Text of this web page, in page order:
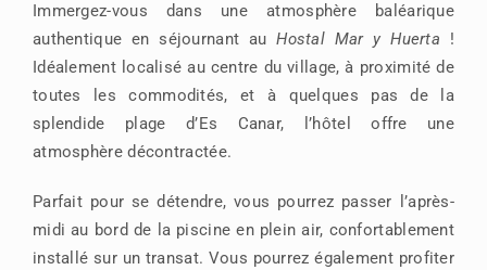
Immergez-vous dans une atmosphère baléarique
authentique en séjournant auHostal Mar y Huerta !
Idéalement localisé au centre du village, à proximité de
toutes les commodités, et à quelques pas de la
splendide plage d’Es Canar, l’hôtel offre une
atmosphère décontractée.
Parfait pour se détendre, vous pourrez passer l’après-
midi au bord de la piscine en plein air, confortablement
installé sur un transat. Vous pourrez également profiter